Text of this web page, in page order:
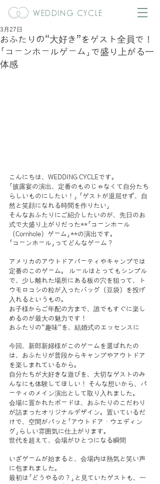
WEDDING CYCLE
おふたりの“大好き”をゲスト全員で！
「コーンホールゲーム」で盛り上がる一
体感
3月27日
こんにちは、WEDDING CYCLEです。
「披露宴の演出、定番のものじゃなくて自分たち
らしいものにしたい！」 「ゲストが退屈せず、自
然と笑顔になれる時間を作りたい」
そんなおふたりにご紹介したいのが、先日のお
式で大盛り上がりだった**「コーンホール
（Cornhole）ゲーム」**の演出です。
「コーンホール」ってどんなゲーム？
アメリカのアウトドアパーティやキャンプでは
定番のこのゲーム。 ルールはとってもシンプル
で、少し離れた場所にある板の穴を狙って、ト
ウモロコシの粒が入ったバッグ（豆袋）を投げ
入れるというもの。
お子様からご年配の方まで、誰でもすぐに楽し
めるのが最大の魅力です！
おふたりの“趣味”を、結婚式のエッセンスに
今回、新郎新婦様がこのゲームを選ばれたの
は、おふたりが普段からキャンプやアウトドア
を楽しまれているから。
自分たちが大好きな遊びを、大切なゲストのみ
んなにも体験してほしい！ そんな想いから、パ
ーティのメイン演出として取り入れました。
会場に置かれたボードは、おふたりのこだわり
が詰まったオリジナルデザイン。置いているだ
けで、空間がパッと「アウトドア・ウエディン
グ」らしい雰囲気に仕上がります。
世代を超えて、会場がひとつになる瞬間
いざゲームが始まると、会場内は熱気と笑い声
に包まれました。
最初は「どうやるの？」と見ていたゲストも、一